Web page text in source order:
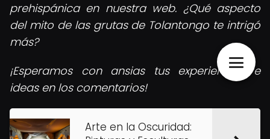
prehispánica en nuestra web. ¿Qué aspecto
del mito de las grutas de Tolantongo te intrigó
más?
¡Esperamos con ansias tus experiencias e
ideas en los comentarios!
Arte en la Oscuridad: